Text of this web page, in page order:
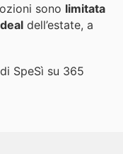
sono limitata
dell’estate, a
SpeSì su 365